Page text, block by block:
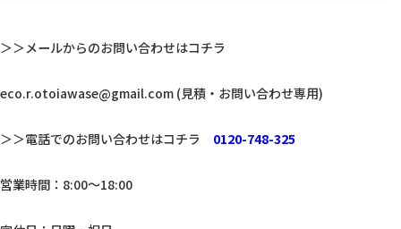
＞＞メールからのお問い合わせはコチラ
eco.r.otoiawase@gmail.com (見積・お問い合わせ専用)
＞＞電話でのお問い合わせはコチラ 0120-748-325
営業時間：8:00～18:00